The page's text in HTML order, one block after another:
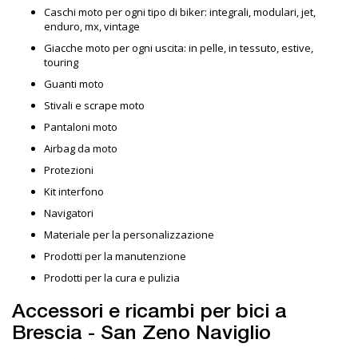
Caschi moto per ogni tipo di biker: integrali, modulari, jet,
enduro, mx, vintage
Giacche moto per ogni uscita: in pelle, in tessuto, estive,
touring
Guanti moto
Stivali e scrape moto
Pantaloni moto
Airbag da moto
Protezioni
Kit interfono
Navigatori
Materiale per la personalizzazione
Prodotti per la manutenzione
Prodotti per la cura e pulizia
Accessori e ricambi per bici a
Brescia - San Zeno Naviglio